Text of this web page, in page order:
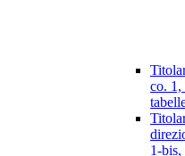
co. 1,
1-